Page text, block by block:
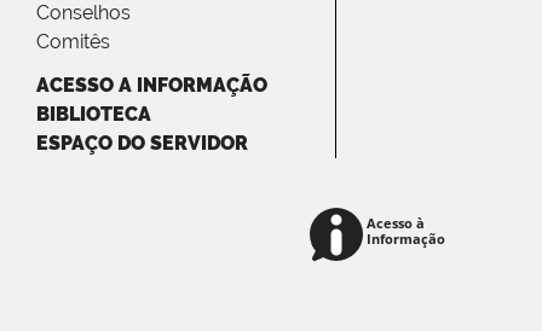
Conselhos
Comitês
ACESSO A INFORMAÇÃO
BIBLIOTECA
ESPAÇO DO SERVIDOR